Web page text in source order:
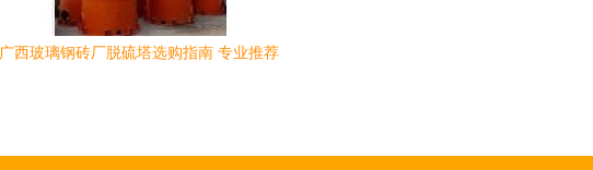
广西玻璃钢砖厂脱硫塔选购指南 专业推荐